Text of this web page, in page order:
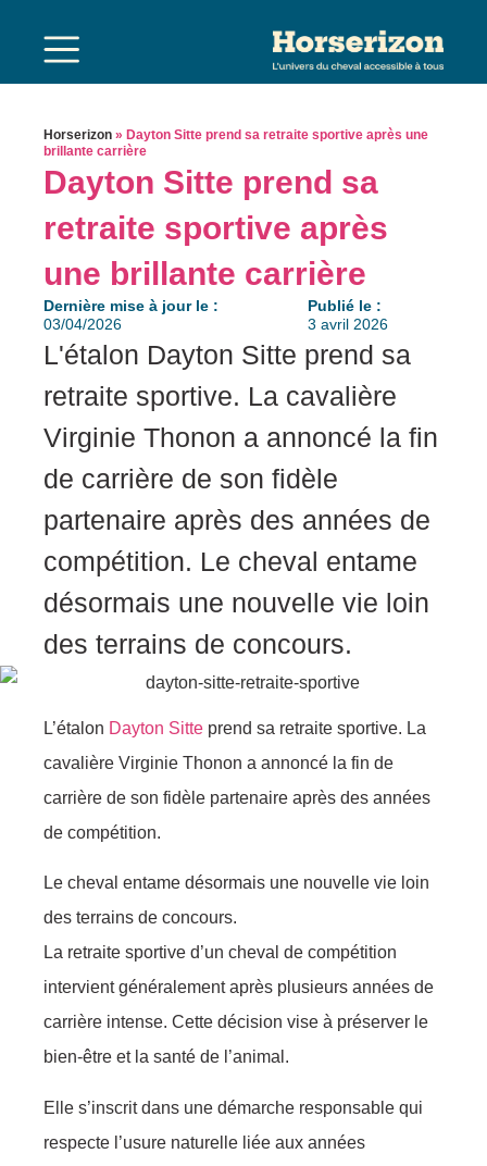
Horserizon » Dayton Sitte prend sa retraite sportive après une
brillante carrière
Dayton Sitte prend sa
retraite sportive après
une brillante carrière
Dernière mise à jour le :
03/04/2026
Publié le :
3 avril 2026
L'étalon Dayton Sitte prend sa
retraite sportive. La cavalière
Virginie Thonon a annoncé la fin
de carrière de son fidèle
partenaire après des années de
compétition. Le cheval entame
désormais une nouvelle vie loin
des terrains de concours.
L’étalon Dayton Sitte prend sa retraite sportive. La
cavalière Virginie Thonon a annoncé la fin de
carrière de son fidèle partenaire après des années
de compétition.
Le cheval entame désormais une nouvelle vie loin
des terrains de concours.
La retraite sportive d’un cheval de compétition
intervient généralement après plusieurs années de
carrière intense. Cette décision vise à préserver le
bien-être et la santé de l’animal.
Elle s’inscrit dans une démarche responsable qui
respecte l’usure naturelle liée aux années